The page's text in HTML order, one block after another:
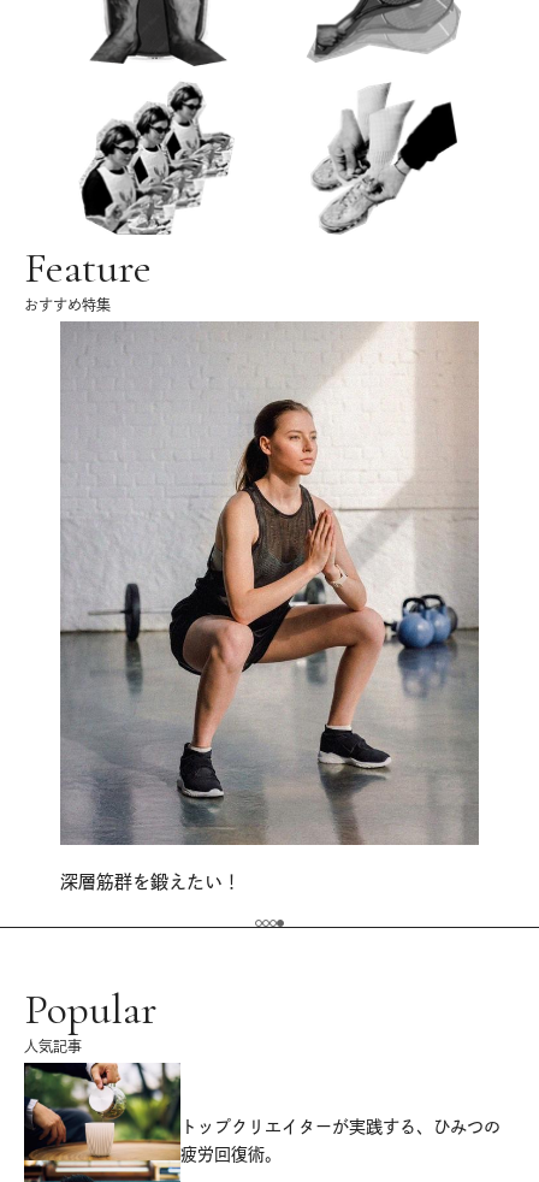
Feature
おすすめ特集
深層筋群を鍛えたい！
Popular
人気記事
トップクリエイターが実践する、ひみつの
疲労回復術。